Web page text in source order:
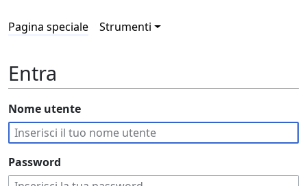
Pagina speciale Strumenti
Entra
Nome utente
Password